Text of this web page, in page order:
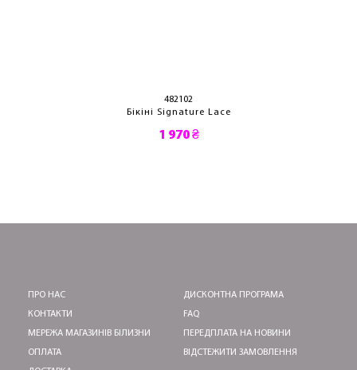
482102
Бікіні Signature Lace
1 970 ₴
ПРО НАС
КОНТАКТИ
МЕРЕЖА МАГАЗИНІВ БІЛИЗНИ
ОПЛАТА
ДИСКОНТНА ПРОГРАМА
FAQ
ПЕРЕДПЛАТА НА НОВИНИ
ВІДСТЕЖИТИ ЗАМОВЛЕННЯ